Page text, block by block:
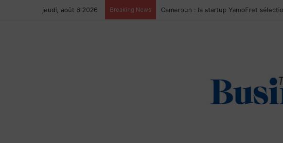
jeudi, août 6 2026 Breaking News